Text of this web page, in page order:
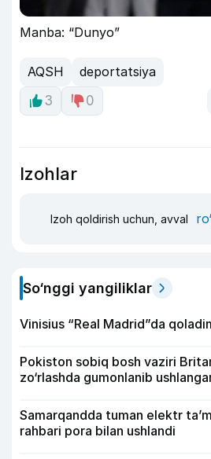
Manba: “Dunyo”
AQSH
deportatsiya
3
0
Izohlar
Izoh qoldirish uchun, avval
So‘nggi yangiliklar
Vinisius “Real Madrid”da
Pokiston sobiq bosh vaziri
zo‘rlashda gumonlanib
Samarqandda tuman elektr
rahbari pora bilan ushlandi